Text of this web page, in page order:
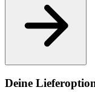
Deine